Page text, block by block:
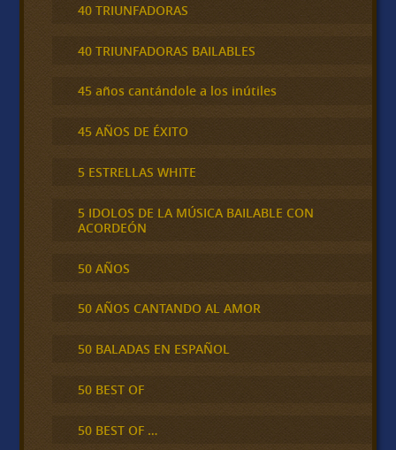
40 TRIUNFADORAS
40 TRIUNFADORAS BAILABLES
45 años cantándole a los inútiles
45 AÑOS DE ÉXITO
5 ESTRELLAS WHITE
5 IDOLOS DE LA MÚSICA BAILABLE CON
ACORDEÓN
50 AÑOS
50 AÑOS CANTANDO AL AMOR
50 BALADAS EN ESPAÑOL
50 BEST OF
50 BEST OF …